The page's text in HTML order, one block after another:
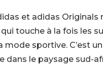
et adidas Originals
touche à la fois les
mode sportive. C’est
dans le paysage sud-